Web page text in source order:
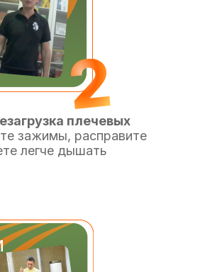
плечевых
зажимы, расправите
легче дышать